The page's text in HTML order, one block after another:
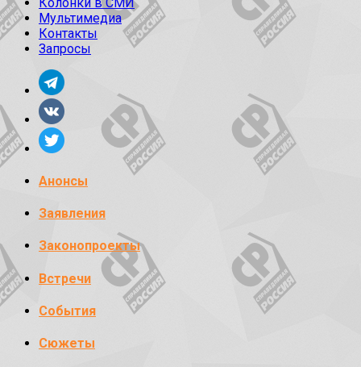
Мультимедиа
Контакты
Запросы
Анонсы
Заявления
Законопроекты
Встречи
События
Сюжеты